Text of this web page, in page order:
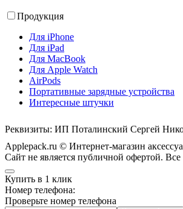
Продукция
Для iPhone
Для iPad
Для MacBook
Для Apple Watch
AirPods
Портативные зарядные устройства
Интересные штучки
Реквизиты: ИП Поталинский Сергей
Applepack.ru © Интернет-магазин
Cайт не является публичной офертой.
Купить в 1 клик
Номер телефона:
Проверьте номер телефона